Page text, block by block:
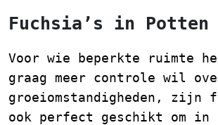
Fuchsia’s in Potten
Voor wie beperkte ruimte
graag meer controle wil
groeiomstandigheden, zijn
ook perfect geschikt om in